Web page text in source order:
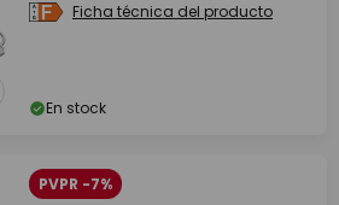
Ficha técnica del producto
En stock
PVPR -7%